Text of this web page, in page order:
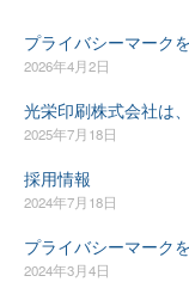
プライバシーマーク
2026年4月2日
光栄印刷株式会社は
2025年7月18日
採用情報
2024年7月18日
プライバシーマーク
2024年3月4日